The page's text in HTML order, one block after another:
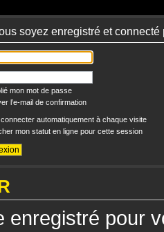
soyez enregistré et
mon mot de passe
l’e-mail de confirmation
connecter automatiquement à chaque visite
mon statut en ligne pour cette session
enregistré pour